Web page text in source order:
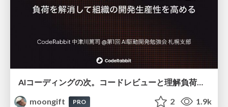
AIコーディングの次。コードレビューと理解負荷を解消して組織の開発生産性を高める
moongift
PRO 2 1.9k